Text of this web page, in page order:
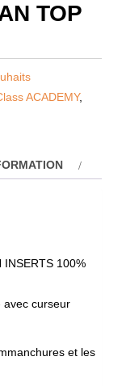
TOP
ACADEMY,
INSERTS 100%
avec curseur
et les